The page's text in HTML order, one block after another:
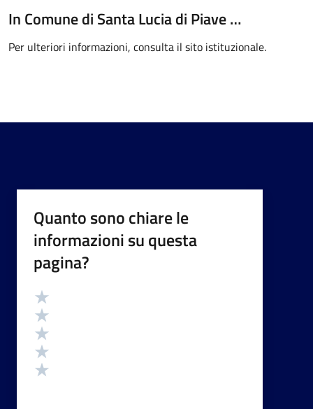
In Comune di Santa Lucia di Piave …
Per ulteriori informazioni, consulta il sito istituzionale.
Quanto sono chiare le
informazioni su questa
pagina?
Valutazione